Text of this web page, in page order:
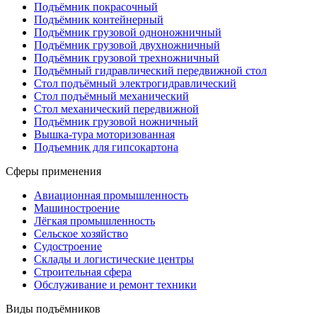
Подъёмник покрасочный
Подъёмник контейнерный
Подъёмник грузовой одноножничный
Подъёмник грузовой двухножничный
Подъёмник грузовой трехножничный
Подъёмный гидравлический передвижной стол
Стол подъёмный электрогидравлический
Стол подъёмный механический
Стол механический передвижной
Подъёмник грузовой ножничный
Вышка-тура моторизованная
Подъемник для гипсокартона
Сферы применения
Авиационная промышленность
Машиностроение
Лёгкая промышленность
Сельское хозяйство
Судостроение
Склады и логистические центры
Строительная сфера
Обслуживание и ремонт техники
Виды подъёмников